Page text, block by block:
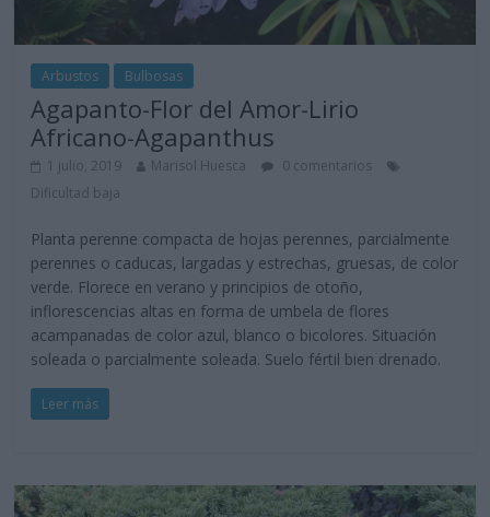
Arbustos Bulbosas
Agapanto-Flor del Amor-Lirio
Africano-Agapanthus
1 julio, 2019 Marisol Huesca
0 comentarios
Dificultad baja
Planta perenne compacta de hojas perennes, parcialmente
perennes o caducas, largadas y estrechas, gruesas, de color
verde. Florece en verano y principios de otoño,
inflorescencias altas en forma de umbela de flores
acampanadas de color azul, blanco o bicolores. Situación
soleada o parcialmente soleada. Suelo fértil bien drenado.
Leer más